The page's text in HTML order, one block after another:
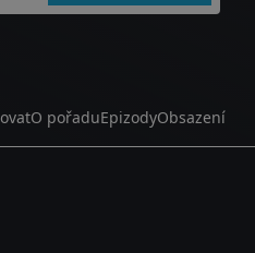
O pořaduEpizodyObsazení